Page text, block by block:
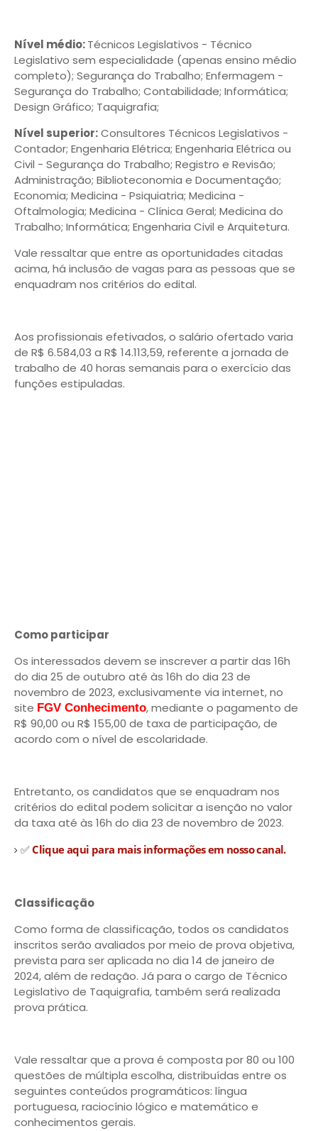
Nível médio:Técnicos Legislativos - Técnico
Legislativo sem especialidade (apenas ensino médio
completo); Segurança do Trabalho; Enfermagem -
Segurança do Trabalho; Contabilidade; Informática;
Design Gráfico; Taquigrafia;
Nível superior:Consultores Técnicos Legislativos -
Contador; Engenharia Elétrica; Engenharia Elétrica ou
Civil - Segurança do Trabalho; Registro e Revisão;
Administração; Biblioteconomia e Documentação;
Economia; Medicina - Psiquiatria; Medicina -
Oftalmologia; Medicina - Clínica Geral; Medicina do
Trabalho; Informática; Engenharia Civil e Arquitetura.
Vale ressaltar que entre as oportunidades citadas
acima, há inclusão de vagas para as pessoas que se
enquadram nos critérios do edital.
Aos profissionais efetivados, o salário ofertado varia
de R$ 6.584,03 a R$ 14.113,59, referente a jornada de
trabalho de 40 horas semanais para o exercício das
funções estipuladas.
Como participar
Os interessados devem se inscrever a partir das 16h
do dia 25 de outubro até às 16h do dia 23 de
novembro de 2023, exclusivamente via internet, no
site FGV Conhecimento, mediante o pagamento de
R$ 90,00 ou R$ 155,00 de taxa de participação, de
acordo com o nível de escolaridade.
Entretanto, os candidatos que se enquadram nos
critérios do edital podem solicitar a isenção no valor
da taxa até às 16h do dia 23 de novembro de 2023.
✅Clique aqui para mais informações em nosso canal.
Classificação
Como forma de classificação, todos os candidatos
inscritos serão avaliados por meio de prova objetiva,
prevista para ser aplicada no dia 14 de janeiro de
2024, além de redação. Já para o cargo de Técnico
Legislativo de Taquigrafia, também será realizada
prova prática.
Vale ressaltar que a prova é composta por 80 ou 100
questões de múltipla escolha, distribuídas entre os
seguintes conteúdos programáticos: língua
portuguesa, raciocínio lógico e matemático e
conhecimentos gerais.